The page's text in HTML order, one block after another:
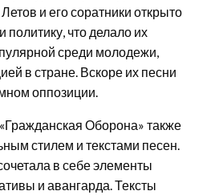
и его соратники открыто
политику, что делало их
среди молодежи,
в стране. Вскоре их песни
оппозиции.
Оборона» также
стилем и текстами песен.
в себе элементы
и авангарда. Тексты